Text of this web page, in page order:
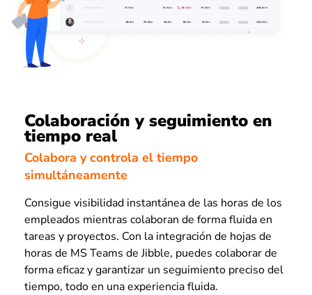
Colaboración y seguimiento en
tiempo real
Colabora y controla el tiempo
simultáneamente
Consigue visibilidad instantánea de las horas de los
empleados mientras colaboran de forma fluida en
tareas y proyectos. Con la integración de hojas de
horas de MS Teams de Jibble, puedes colaborar de
forma eficaz y garantizar un seguimiento preciso del
tiempo, todo en una experiencia fluida.